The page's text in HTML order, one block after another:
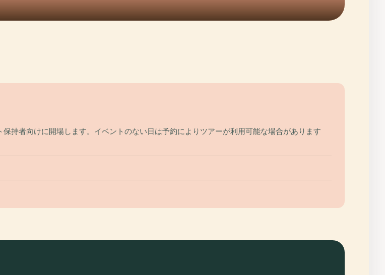
持者向けに開場します。イベントのない日は予約によりツアーが利用可能な場合があります